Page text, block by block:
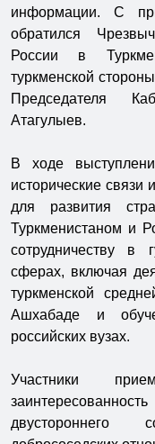
информации. С
обратился
России в
туркменской
Председателя
Атагулыев.
В ходе
исторические
для развития
Туркменистаном и
сотрудничеству в
сферах, включая
туркменской
Ашхабаде и
российских вузах.
Участники
двустороннего